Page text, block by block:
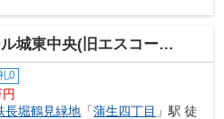
東中央(旧エスコーポ城東)
0
円
長堀鶴見緑地 「蒲生四丁目 」駅 徒